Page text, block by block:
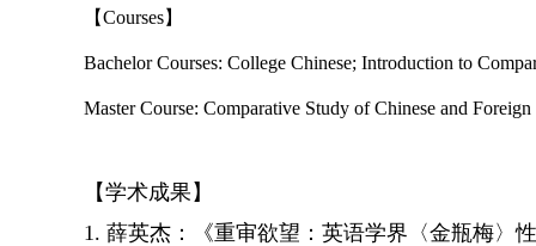
【Courses】
Bachelor Courses: College Chinese; Introduction to
Master Course: Comparative Study of Chinese and
【学术成果】
1. 薛英杰：
《重审欲望：英语学界〈金瓶梅〉